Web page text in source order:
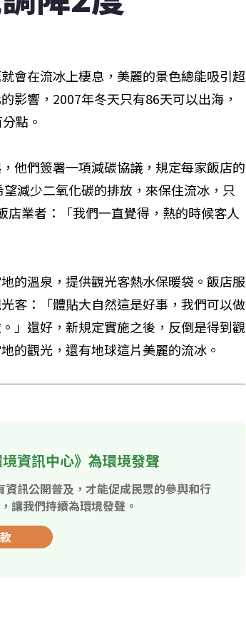
會在流冰上棲息，美麗的景色總能吸引超
影響，2007年冬天只有86天可以出海，
點。
他們簽署一項減碳協議，規定每家飯店的
減少二氧化碳的排放，來保住流冰，只
業者：「我們一直覺得，熱的時候客人
的溫泉，提供觀光客熱水保暖袋。飯店服
客：「體貼大自然這是好事，我們可以做
」還好，新規定實施之後，反倒是得到觀
的觀光，還有地球這片美麗的流冰。
資訊中心》為環境發聲
資訊公開普及，才能促成民眾的參與和行
讓我們持續為環境發聲。